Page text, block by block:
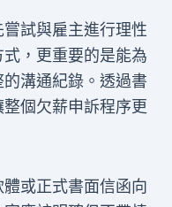
試與雇主進行理性
，更重要的是能為
溝通紀錄。透過書
個欠薪申訴程序更
或正式書面信函向